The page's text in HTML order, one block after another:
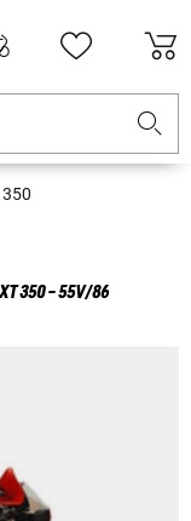
350
XT 350 - 55V/86